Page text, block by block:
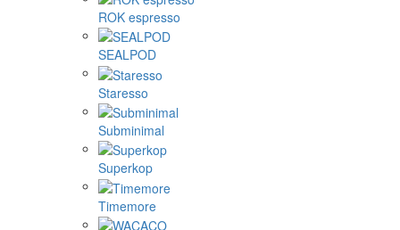
ROK espresso
SEALPOD
Staresso
Subminimal
Superkop
Timemore